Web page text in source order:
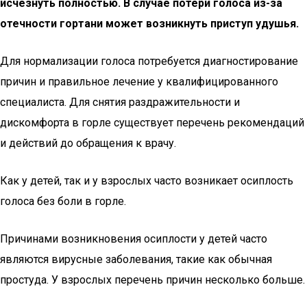
исчезнуть полностью. В случае потери голоса из-за
отечности гортани может возникнуть приступ удушья.
Для нормализации голоса потребуется диагностирование
причин и правильное лечение у квалифицированного
специалиста. Для снятия раздражительности и
дискомфорта в горле существует перечень рекомендаций
и действий до обращения к врачу.
Как у детей, так и у взрослых часто возникает осиплость
голоса без боли в горле.
Причинами возникновения осиплости у детей часто
являются вирусные заболевания, такие как обычная
простуда. У взрослых перечень причин несколько больше.